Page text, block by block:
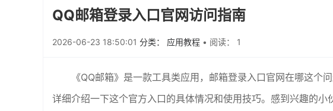
QQ邮箱登录入口官网访问指南
2026-06-23 18:50:01 分类： 应用教程 • 阅读： 1
《QQ邮箱》是一款工具类应用，邮箱登录入口官网在哪这
详细介绍一下这个官方入口的具体情况和使用技巧。感到兴趣的小